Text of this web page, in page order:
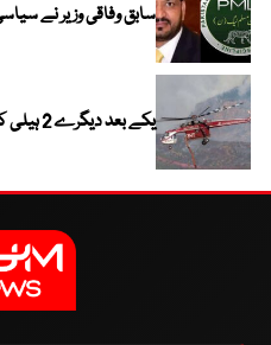
سابق وفاقی وزیر نے
یکے بعد دیگرے 2 ہیلی کاپٹر گر کر تباہ؛ متعدد ہلاکتیں